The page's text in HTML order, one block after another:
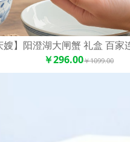
嫂】阳澄湖大闸蟹 礼盒 百家
￥296.00￥1099.00